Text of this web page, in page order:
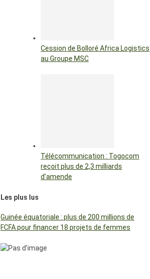
Cession de Bolloré Africa Logistics
au Groupe MSC
Télécommunication : Togocom
reçoit plus de 2,3 milliards
d’amende
Les plus lus
Guinée équatoriale : plus de 200 millions de
FCFA pour financer 18 projets de femmes